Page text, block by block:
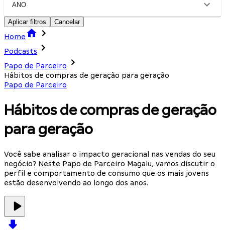
ANO
Aplicar filtros Cancelar
Home
Podcasts
Papo de Parceiro
Hábitos de compras de geração para geração
Papo de Parceiro
Hábitos de compras de geração
para geração
Você sabe analisar o impacto geracional nas vendas do seu
negócio? Neste Papo de Parceiro Magalu, vamos discutir o
perfil e comportamento de consumo que os mais jovens
estão desenvolvendo ao longo dos anos.